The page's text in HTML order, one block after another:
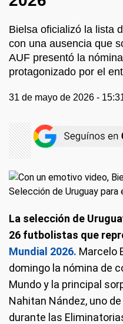
Bielsa oficializó la lista
con una ausencia que
AUF presentó la
protagonizado por el
31 de mayo de 2026 -
La selección de
26 futbolistas que
Mundial 2026. Marcelo
domingo la nómina de
Mundo y la principal
Nahitan Nández, uno
durante las